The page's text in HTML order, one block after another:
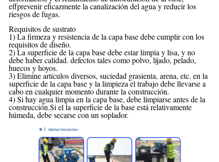
effprevenir eficazmente la canalización del agua y reducir los
riesgos de fugas.
Requisitos de sustrato
1) La firmeza y resistencia de la capa base debe cumplir con los
requisitos de diseño.
2) La superficie de la capa base debe estar limpia y lisa, y no
debe haber calidad. defectos tales como polvo, lijado, pelado,
huecos y hoyos.
3) Elimine artículos diversos, suciedad grasienta, arena, etc. en la
superficie de la capa base y la limpieza el trabajo debe llevarse a
cabo en cualquier momento durante la construcción.
4) Si hay agua limpia en la capa base, debe limpiarse antes de la
construcción.Si el la superficie de la base está relativamente
húmeda, debe secarse con un soplador.